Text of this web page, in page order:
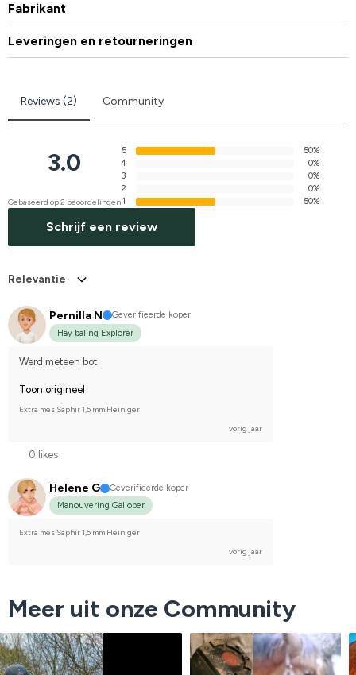
Fabrikant
Leveringen en retourneringen
Reviews (2) Community
3.0
Gebaseerd op 2 beoordelingen
5
50%
4
0%
3
0%
2
0%
1
50%
Schrijf een review
Relevantie
Pernilla N
Geverifieerde koper
Hay baling Explorer
Werd meteen bot
Toon origineel
Extra mes Saphir 1,5 mm Heiniger
vorig jaar
0 likes
Helene G
Geverifieerde koper
Manouvering Galloper
Extra mes Saphir 1,5 mm Heiniger
vorig jaar
Meer uit onze Community